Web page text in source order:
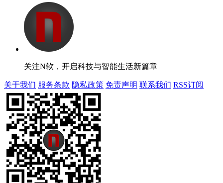
关注N软，开启科技与智能生活新篇章
关于我们 服务条款 隐私政策 免责声明 联系我们 RSS订阅